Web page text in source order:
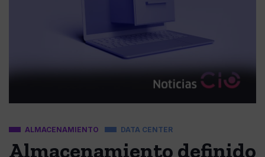
ALMACENAMIENTO DATA CENTER
Almacenamiento definido